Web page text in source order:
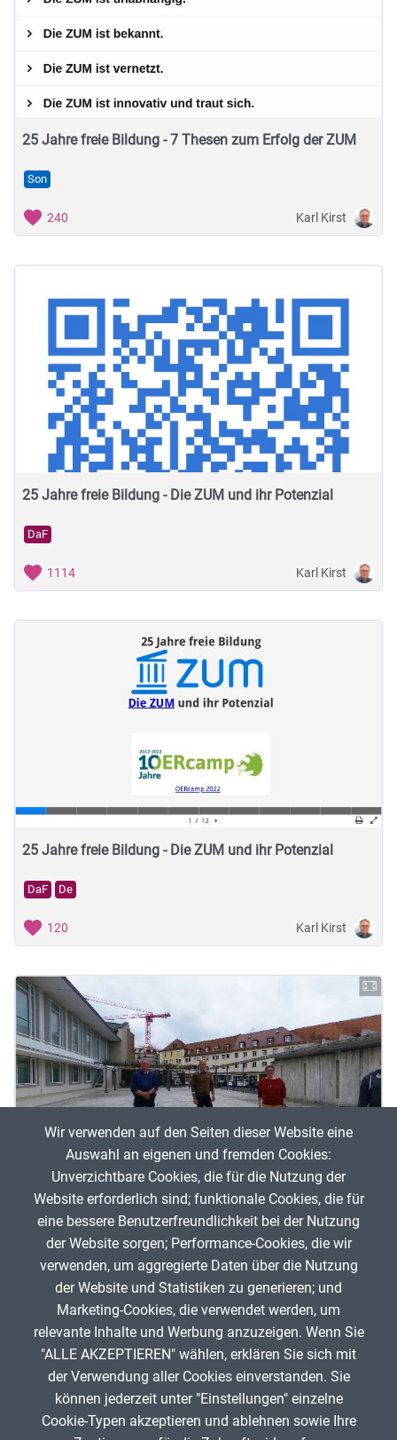
25 Jahre freie Bildung - 7 Thesen zum Erfolg der ZUM
Son
240 Karl Kirst
25 Jahre freie Bildung - Die ZUM und ihr Potenzial
DaF
1114 Karl Kirst
25 Jahre freie Bildung - Die ZUM und ihr Potenzial
DaF De
120 Karl Kirst
ZUM-Treffen Würzburg 23.04.2022
Son
104 Patrick Oberdörfer
ANZEIGE
Wir verwenden auf den Seiten dieser Website eine
Auswahl an eigenen und fremden Cookies:
Unverzichtbare Cookies, die für die Nutzung der
Website erforderlich sind; funktionale Cookies, die für
eine bessere Benutzerfreundlichkeit bei der Nutzung
der Website sorgen; Performance-Cookies, die wir
verwenden, um aggregierte Daten über die Nutzung
der Website und Statistiken zu generieren; und
Marketing-Cookies, die verwendet werden, um
relevante Inhalte und Werbung anzuzeigen. Wenn Sie
"ALLE AKZEPTIEREN" wählen, erklären Sie sich mit
der Verwendung aller Cookies einverstanden. Sie
können jederzeit unter "Einstellungen" einzelne
Cookie-Typen akzeptieren und ablehnen sowie Ihre